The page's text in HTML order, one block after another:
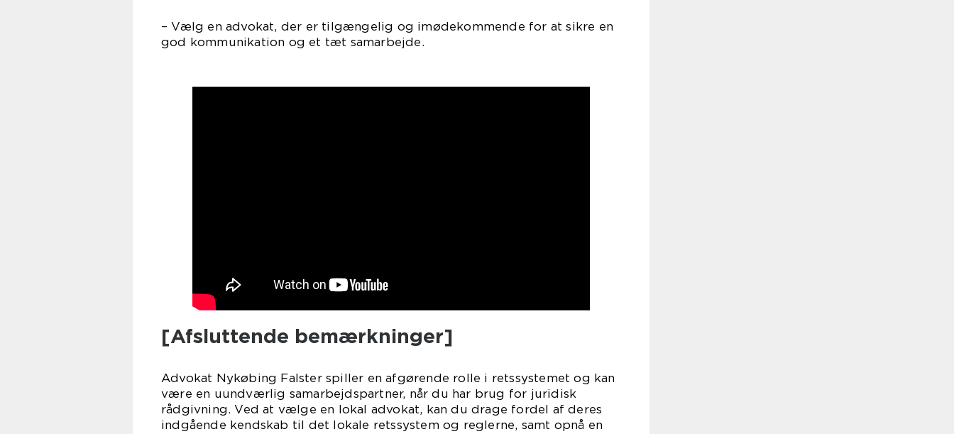
– Vælg en advokat, der er tilgængelig og imødekommende for at sikre en
god kommunikation og et tæt samarbejde.
[Afsluttende bemærkninger]
Advokat Nykøbing Falster spiller en afgørende rolle i retssystemet og kan
være en uundværlig samarbejdspartner, når du har brug for juridisk
rådgivning. Ved at vælge en lokal advokat, kan du drage fordel af deres
indgående kendskab til det lokale retssystem og reglerne, samt opnå en